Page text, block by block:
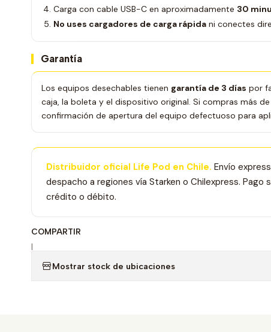
Carga con cable USB-C en aproximadamente 30
No uses cargadores de carga rápida ni conectes
Garantía
Los equipos desechables tienen garantía de 3 días por
caja, la boleta y el dispositivo original. Si compras más
confirmación de apertura del equipo defectuoso para
Distribuidor oficial Life Pod en Chile. Envío
despacho a regiones vía Starken o Chilexpress. Pago
crédito o débito.
COMPARTIR
|
Mostrar stock de ubicaciones